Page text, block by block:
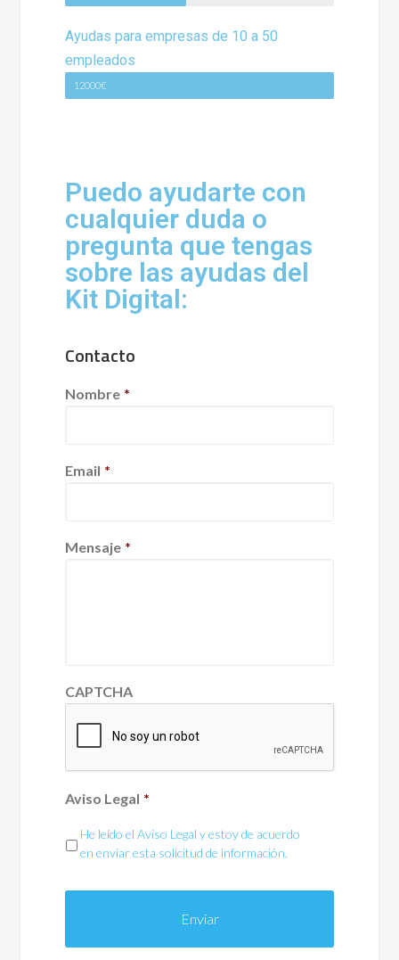
Ayudas para empresas de 10 a 50
empleados
12000€
Puedo ayudarte con
cualquier duda o
pregunta que tengas
sobre las ayudas del
Kit Digital:
Contacto
Nombre *
Email *
Mensaje *
CAPTCHA
Aviso Legal *
He leído el Aviso Legal y estoy de acuerdo
en enviar esta solicitud de información.